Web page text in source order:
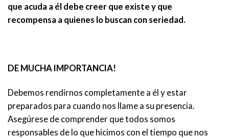
que acuda a él debe creer que existe y que
recompensa a quienes lo buscan con seriedad.
DE MUCHA IMPORTANCIA!
Debemos rendirnos completamente a él y estar
preparados para cuando nos llame a su presencia.
Asegúrese de comprender que todos somos
responsables de lo que hicimos con el tiempo que nos